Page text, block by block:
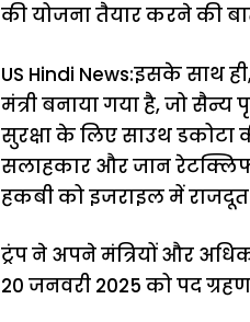
की योजना तैयार करने की
US Hindi News:इसके साथ
मंत्री बनाया गया है, जो
सुरक्षा के लिए साउथ डकोटा
सलाहकार और जान
हकबी को इजराइल में
ट्रंप ने अपने मंत्रियों और
20 जनवरी 2025 को पद